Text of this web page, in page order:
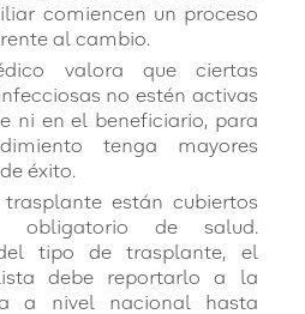
comiencen un proceso
al cambio.
valora que ciertas
no estén activas
ni en el beneficiario, para
tenga mayores
éxito.
trasplante están cubiertos
de salud.
del tipo de trasplante, el
debe reportarlo a la
a nivel nacional hasta